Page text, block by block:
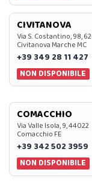
CIVITANOVA
Via S. Costantino, 98,
Civitanova Marche MC
+39 349 28 11 427
NON DISPONIBILE
COMACCHIO
Via Valle Isola, 9, 44022
Comacchio FE
+39 342 502 3959
NON DISPONIBILE